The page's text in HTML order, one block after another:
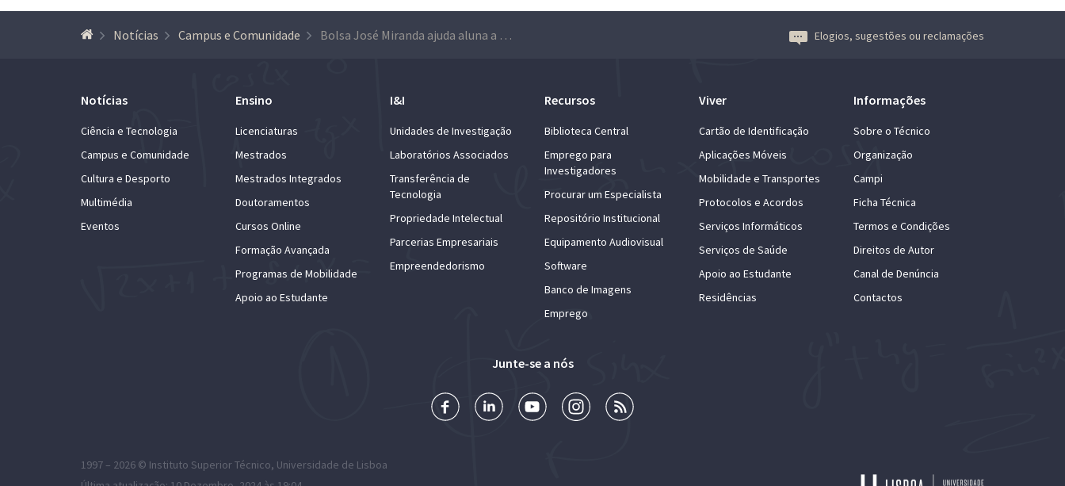
Notícias Campus e Comunidade Bolsa José Miranda ajuda aluna a chegar mais perto do “sonho de ser engenheira” Elogios, sugestões ou reclamações
Notícias
Ciência e Tecnologia
Campus e Comunidade
Cultura e Desporto
Multimédia
Eventos
Ensino
Licenciaturas
Mestrados
Mestrados Integrados
Doutoramentos
Cursos Online
Formação Avançada
Programas de Mobilidade
Apoio ao Estudante
I&I
Unidades de Investigação
Laboratórios Associados
Transferência de
Tecnologia
Propriedade Intelectual
Parcerias Empresariais
Empreendedorismo
Recursos
Biblioteca Central
Emprego para
Investigadores
Procurar um Especialista
Repositório Institucional
Equipamento Audiovisual
Software
Banco de Imagens
Emprego
Viver
Cartão de Identificação
Aplicações Móveis
Mobilidade e Transportes
Protocolos e Acordos
Serviços Informáticos
Serviços de Saúde
Apoio ao Estudante
Residências
Informações
Sobre o Técnico
Organização
Campi
Ficha Técnica
Termos e Condições
Direitos de Autor
Canal de Denúncia
Contactos
Junte-se a nós
1997 – 2026 © Instituto Superior Técnico, Universidade de Lisboa